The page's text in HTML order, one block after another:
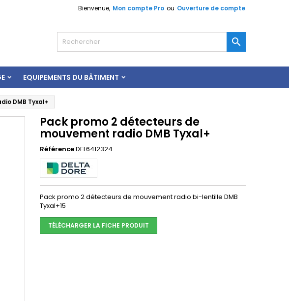
Bienvenue, Mon compte Pro ou Ouverture de compte

EQUIPEMENTS DU BÂTIMENT
DMB Tyxal+
Pack promo 2 détecteurs de
mouvement radio DMB Tyxal+
RéférenceDEL6412324
Pack promo 2 détecteurs de mouvement radio bi-lentille DMB
Tyxal+15
TÉLÉCHARGER LA FICHE PRODUIT